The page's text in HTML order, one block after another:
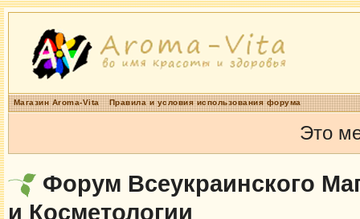
Магазин Aroma-Vita Правила и условия использования форума
Это
Форум Всеукраинского
и Косметологии